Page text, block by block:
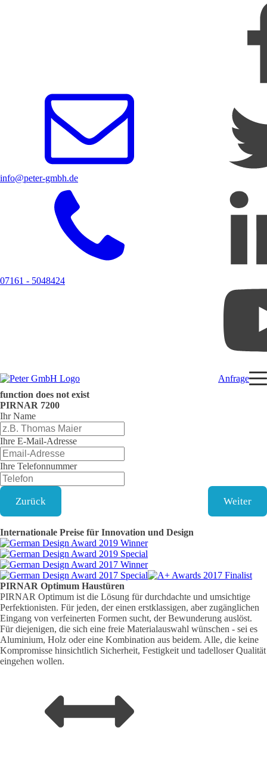
info@peter-gmbh.de
07161 - 5048424
Anfrage
function does not exist
PIRNAR 7200
Ihr Name
Ihre E-Mail-Adresse
Ihre Telefonnummer
Zurück Weiter
Internationale Preise für Innovation und Design
PIRNAR Optimum Haustüren
PIRNAR Optimum ist die Lösung für durchdachte und umsichtige
Perfektionisten. Für jeden, der einen erstklassigen, aber zugänglichen
Eingang von verfeinerten Formen sucht, der Bewunderung auslöst.
Für diejenigen, die sich eine freie Materialauswahl wünschen - sei es
Aluminium, Holz oder eine Kombination aus beidem. Alle, die keine
Kompromisse hinsichtlich Sicherheit, Festigkeit und tadelloser Qualität
eingehen wollen.